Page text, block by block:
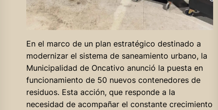
En el marco de un plan estratégico destinado a
modernizar el sistema de saneamiento urbano, la
Municipalidad de Oncativo anunció la puesta en
funcionamiento de 50 nuevos contenedores de
residuos. Esta acción, que responde a la
necesidad de acompañar el constante crecimiento